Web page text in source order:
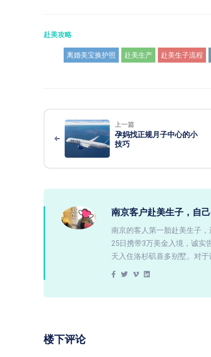
赴美攻略
离婚美宝换护照 赴美生产 赴美生子流程
上一篇
孕妈找正规月子中心的小
技巧
南京客户赴美生子，自
南京的客人第一胎赴美生子
25日携带3万美金入境，诚实
天入住洛杉矶喜多别墅。对于
楼下评论